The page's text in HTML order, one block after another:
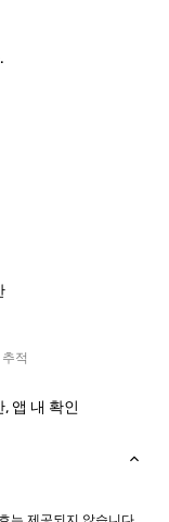
적
, 앱 내 확인